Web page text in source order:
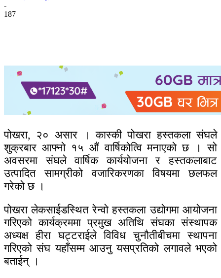
-
187
पोखरा, २० असार । कास्की पोखरा हस्तकला संघले
शुक्रबार आफ्नो १५ औं वार्षिकोत्वि मनाएको छ । सो
अवसरमा संघले वार्षिक कार्ययोजना र हस्तकलाबाट
उत्पादित सामग्रीको वजारिकरणका विषयमा छलफल
गरेको छ ।
पोखरा लेकसाईडस्थित रेन्वो हस्तकला उद्योगमा आयोजना
गरिएको कार्यक्रममा प्रमुख अतिथि संघका संस्थापक
अध्यक्ष हीरा घट्टराईले विविध चुनौतीबीचमा स्थापना
गरिएको संघ यहाँसम्म आउनु यसप्रतिको लगावले भएको
बताईन् ।